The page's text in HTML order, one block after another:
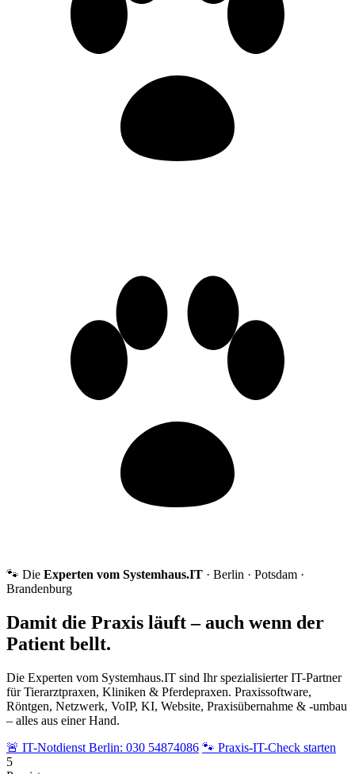
🐾 Die Experten vom Systemhaus.IT · Berlin · Potsdam ·
Brandenburg
Damit die Praxis läuft – auch wenn der
Patient bellt.
Die Experten vom Systemhaus.IT sind Ihr spezialisierter IT-Partner
für Tierarztpraxen, Kliniken & Pferdepraxen. Praxissoftware,
Röntgen, Netzwerk, VoIP, KI, Website, Praxisübernahme & -umbau
– alles aus einer Hand.
🚨 IT-Notdienst Berlin: 030 54874086 🐾 Praxis-IT-Check starten
5